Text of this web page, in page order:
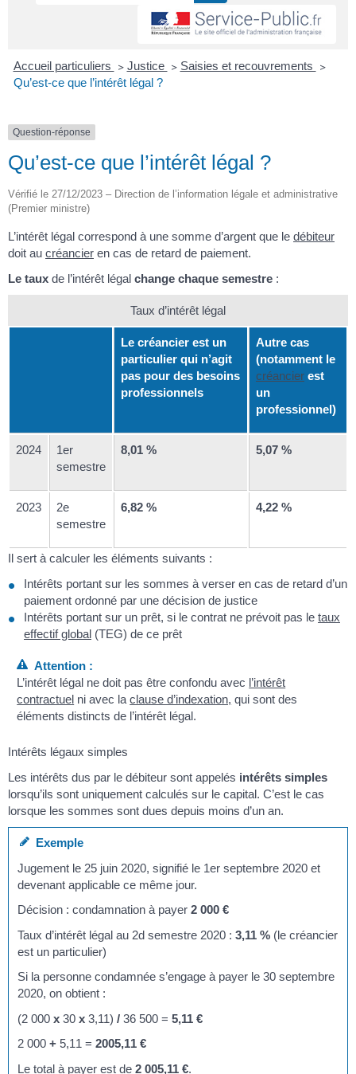
Accueil particuliers > Justice > Saisies et recouvrements >
Qu’est-ce que l’intérêt légal ?
Question-réponse
Qu’est-ce que l’intérêt légal ?
Vérifié le 27/12/2023 – Direction de l’information légale et administrative
(Premier ministre)
L’intérêt légal correspond à une somme d’argent que le débiteur
doit au créancier en cas de retard de paiement.
Le taux de l’intérêt légal change chaque semestre :
Taux d’intérêt légal
Le créancier est un
particulier qui n’agit
pas pour des besoins
professionnels
Autre cas
(notamment le
créancier est
un
professionnel)
2024 1er
semestre
8,01 % 5,07 %
2023 2e
semestre
6,82 % 4,22 %
Il sert à calculer les éléments suivants :
Intérêts portant sur les sommes à verser en cas de retard d’un
paiement ordonné par une décision de justice
Intérêts portant sur un prêt, si le contrat ne prévoit pas le taux
effectif global (TEG) de ce prêt
Attention :
L’intérêt légal ne doit pas être confondu avec l’intérêt
contractuel ni avec laclause d’indexation, qui sont des
éléments distincts de l’intérêt légal.
Intérêts légaux simples
Les intérêts dus par le débiteur sont appelés intérêts simples
lorsqu’ils sont uniquement calculés sur le capital. C’est le cas
lorsque les sommes sont dues depuis moins d’un an.
Exemple
Jugement le 25 juin 2020, signifié le 1er septembre 2020 et
devenant applicable ce même jour.
Décision : condamnation à payer2 000 €
Taux d’intérêt légal au 2d semestre 2020 :3,11 % (le créancier
est un particulier)
Si la personne condamnée s’engage à payer le 30 septembre
2020, on obtient :
(2 000x 30x 3,11)/ 36 500 =5,11 €
2 000+ 5,11 =2005,11 €
Le total à payer est de2 005,11 €.